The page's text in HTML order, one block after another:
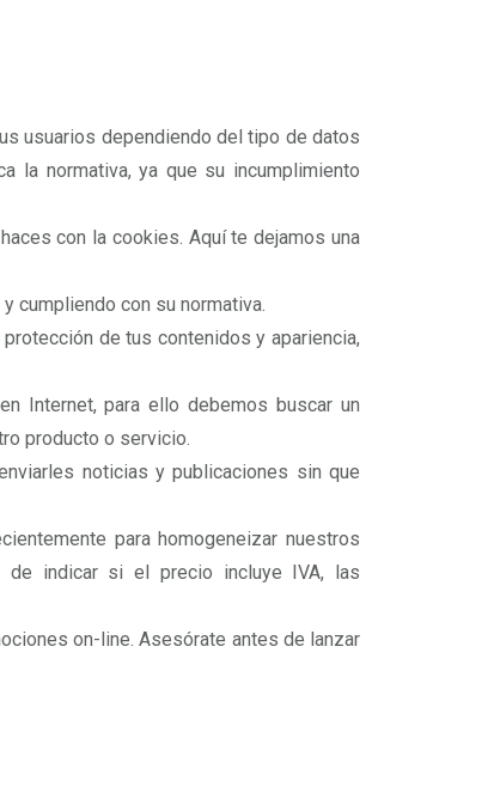
usuarios dependiendo del tipo de datos
la normativa, ya que su incumplimiento
con la cookies. Aquí te dejamos una
cumpliendo con su normativa.
de tus contenidos y apariencia,
Internet, para ello debemos buscar un
producto o servicio.
noticias y publicaciones sin que
para homogeneizar nuestros
de indicar si el precio incluye IVA, las
on-line. Asesórate antes de lanzar